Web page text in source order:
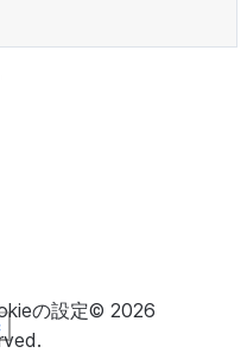
less
less
less
less
less
の設定© 2026
.